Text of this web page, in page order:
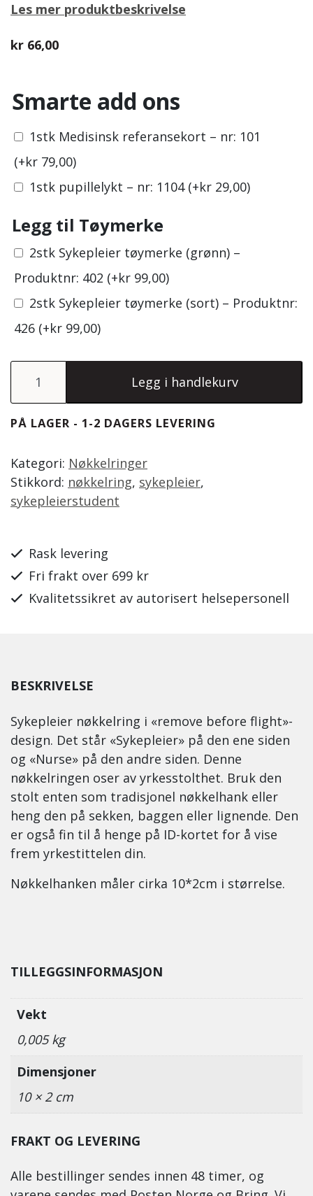
4.83 av 5
basert på
Les mer produktbeskrivelse
kr 66,00
Smarte add ons
1stk Medisinsk referansekort – nr: 101
(+kr 79,00)
1stk pupillelykt – nr: 1104 (+kr 29,00)
Legg til Tøymerke
2stk Sykepleier tøymerke (grønn) –
Produktnr: 402 (+kr 99,00)
2stk Sykepleier tøymerke (sort) – Produktnr:
426 (+kr 99,00)
Legg i handlekurv
PÅ LAGER - 1-2 DAGERS LEVERING
Kategori: Nøkkelringer
Stikkord: nøkkelring, sykepleier,
sykepleierstudent
Rask levering
Fri frakt over 699 kr
Kvalitetssikret av autorisert helsepersonell
BESKRIVELSE
Sykepleier nøkkelring i «remove before flight»-
design. Det står «Sykepleier» på den ene siden
og «Nurse» på den andre siden. Denne
nøkkelringen oser av yrkesstolthet. Bruk den
stolt enten som tradisjonel nøkkelhank eller
heng den på sekken, baggen eller lignende. Den
er også fin til å henge på ID-kortet for å vise
frem yrkestittelen din.
Nøkkelhanken måler cirka 10*2cm i størrelse.
TILLEGGSINFORMASJON
Vekt
0,005 kg
Dimensjoner
10 × 2 cm
FRAKT OG LEVERING
Alle bestillinger sendes innen 48 timer, og